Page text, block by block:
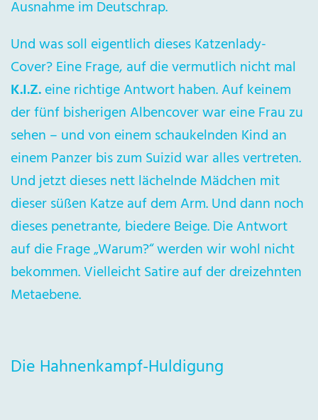
Ausnahme im Deutschrap.
Und was soll eigentlich dieses Katzenlady-
Cover? Eine Frage, auf die vermutlich nicht mal
K.I.Z.eine richtige Antwort haben. Auf keinem
der fünf bisherigen Albencover war eine Frau zu
sehen – und von einem schaukelnden Kind an
einem Panzer bis zum Suizid war alles vertreten.
Und jetzt dieses nett lächelnde Mädchen mit
dieser süßen Katze auf dem Arm. Und dann noch
dieses penetrante, biedere Beige. Die Antwort
auf die Frage „Warum?“ werden wir wohl nicht
bekommen. Vielleicht Satire auf der dreizehnten
Metaebene.
Die Hahnenkampf-Huldigung